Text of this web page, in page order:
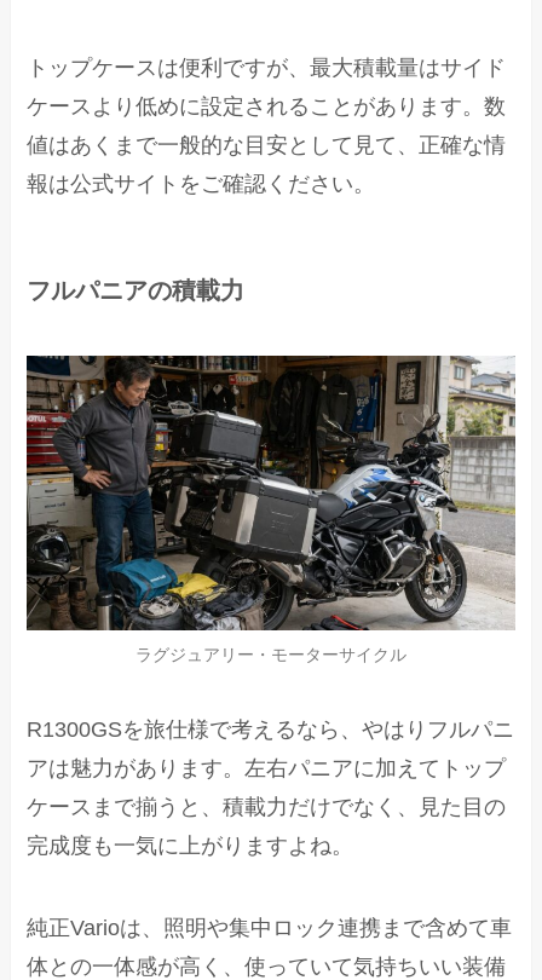
トップケースは便利ですが、最大積載量はサイド
ケースより低めに設定されることがあります。数
値はあくまで一般的な目安として見て、正確な情
報は公式サイトをご確認ください。
フルパニアの積載力
ラグジュアリー・モーターサイクル
R1300GSを旅仕様で考えるなら、やはりフルパニ
アは魅力があります。左右パニアに加えてトップ
ケースまで揃うと、積載力だけでなく、見た目の
完成度も一気に上がりますよね。
純正Varioは、照明や集中ロック連携まで含めて車
体との一体感が高く、使っていて気持ちいい装備